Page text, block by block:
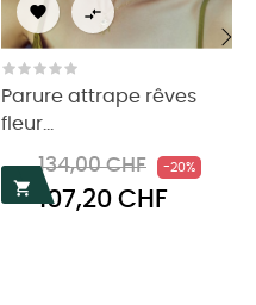
 
Parure attrape rêves
fleur...

Prix
habituel
134,00 CHF -20%
107,20 CHF